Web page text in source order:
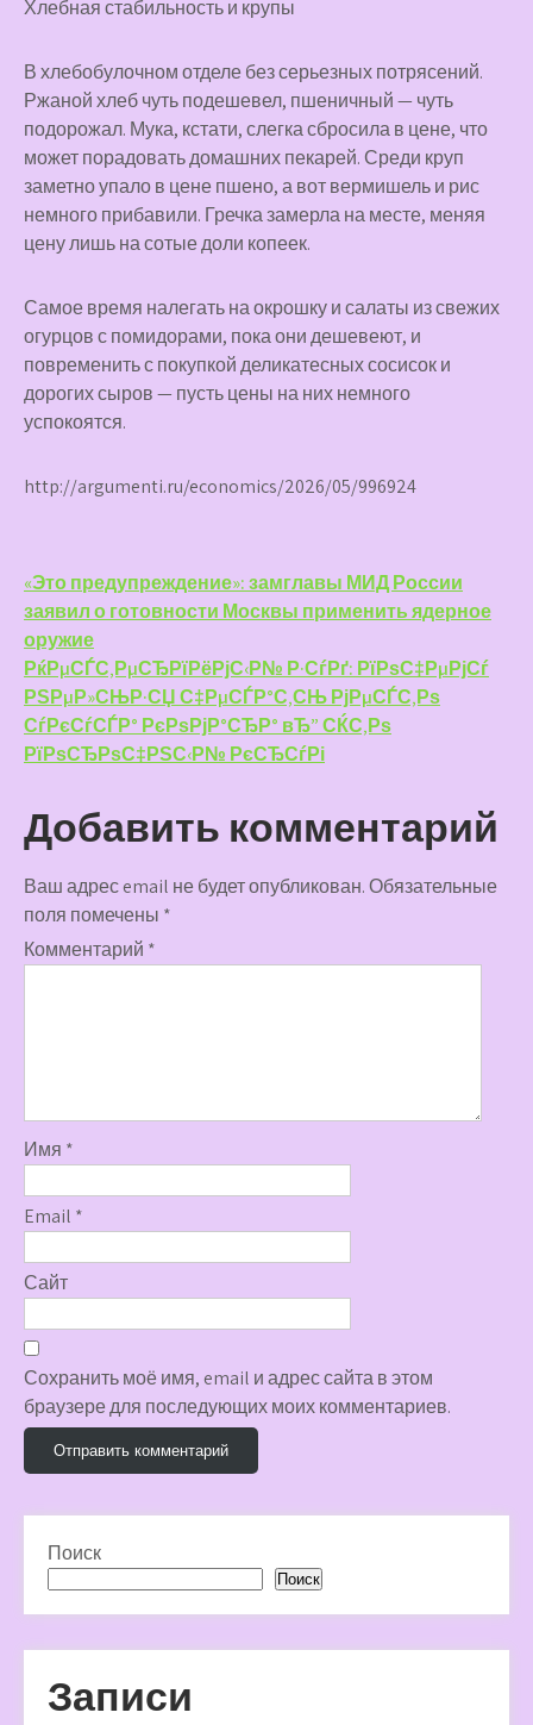
Хлебная стабильность и крупы
В хлебобулочном отделе без серьезных потрясений.
Ржаной хлеб чуть подешевел, пшеничный — чуть
подорожал. Мука, кстати, слегка сбросила в цене, что
может порадовать домашних пекарей. Среди круп
заметно упало в цене пшено, а вот вермишель и рис
немного прибавили. Гречка замерла на месте, меняя
цену лишь на сотые доли копеек.
Самое время налегать на окрошку и салаты из свежих
огурцов с помидорами, пока они дешевеют, и
повременить с покупкой деликатесных сосисок и
дорогих сыров — пусть цены на них немного
успокоятся.
http://argumenti.ru/economics/2026/05/996924
Навигация
по
записям
«Это предупреждение»: замглавы МИД России
заявил о готовности Москвы применить ядерное
оружие
РќРµСЃС‚РµСЂРїРёРјС‹Р№ Р·СѓРґ: РїРѕС‡РµРјСѓ
РЅРµР»СЊР·СЏ С‡РµСЃР°С‚СЊ РјРµСЃС‚Рѕ
СѓРєСѓСЃР° РєРѕРјР°СЂР° вЂ” СЌС‚Рѕ
РїРѕСЂРѕС‡РЅС‹Р№ РєСЂСѓРі
Добавить комментарий
Ваш адрес email не будет опубликован.Обязательные
поля помечены *
Комментарий *
Имя *
Email *
Сайт
Сохранить моё имя, email и адрес сайта в этом
браузере для последующих моих комментариев.
Поиск
Поиск
Записи